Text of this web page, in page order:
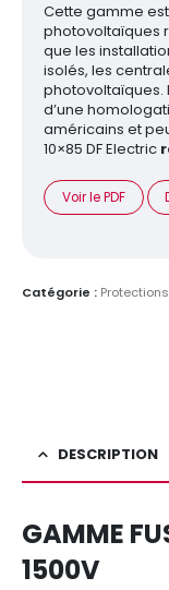
Cette gamme
photovoltaïques
que les
isolés, les
photovoltaïques.
d’une
américains et
10×85 DF Electric
Voir le PDF
Catégorie :
DESCRIPTION
GAMME
1500V